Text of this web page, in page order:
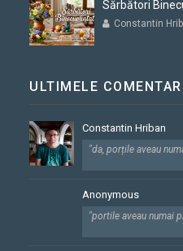
Sărbători
Constantin
ULTIMELE COMENTARII
Constantin Hriban
"da, porțile aveau
Anonymous
"portile aveau numai